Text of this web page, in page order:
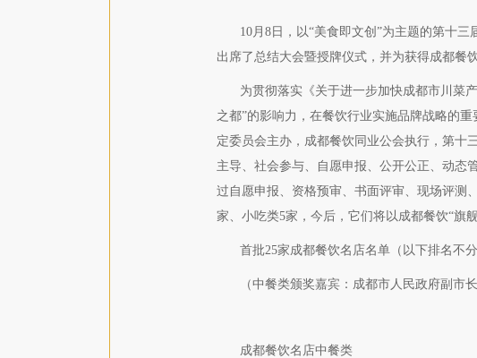
10月8日，以“美食即文创”为主题的第十
出席了总结大会暨授牌仪式，并为获得成都餐
为贯彻落实《关于进一步加快成都市川菜
之都”的影响力，在餐饮行业实施品牌战略的
定委员会主办，成都餐饮同业公会执行，第十
主导、社会参与、自愿申报、公开公正、动态
过自愿申报、资格预审、书面评审、现场评测
家、小吃类5家，今后，它们将以成都餐饮“旗
首批25家成都餐饮名店名单（以下排名不分
（中餐类颁奖嘉宾：成都市人民政府副市
成都餐饮名店中餐类